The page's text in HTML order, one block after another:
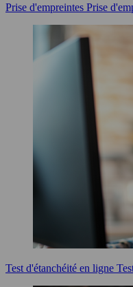
Prise d'empreintes Prise
Test d'étanchéité en ligne